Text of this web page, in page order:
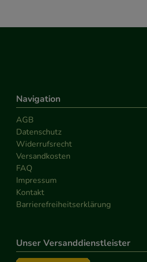
Navigation
AGB
Datenschutz
Widerrufsrecht
Versandkosten
FAQ
Impressum
Kontakt
Barrierefreiheitserklärung
Unser Versanddienstleister